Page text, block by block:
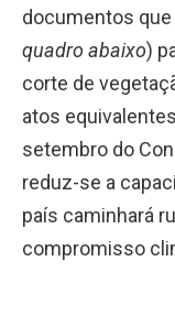
documentos
quadro abaixo)
corte de
atos
setembro do
reduz-se a
país caminhará
compromisso